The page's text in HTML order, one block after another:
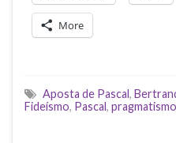
More
Aposta de Pascal,
Fideísmo, Pascal, pragmatismo